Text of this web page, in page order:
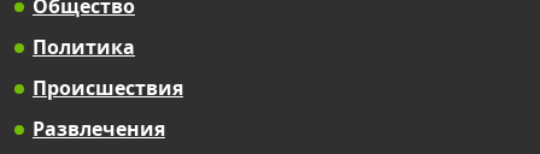
Общество
Политика
Происшествия
Развлечения